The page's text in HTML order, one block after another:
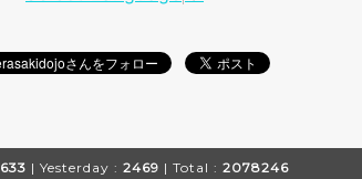
633 | Yesterday : 2469 | Total : 2078246